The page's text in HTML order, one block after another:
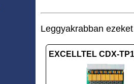
Leggyakrabban